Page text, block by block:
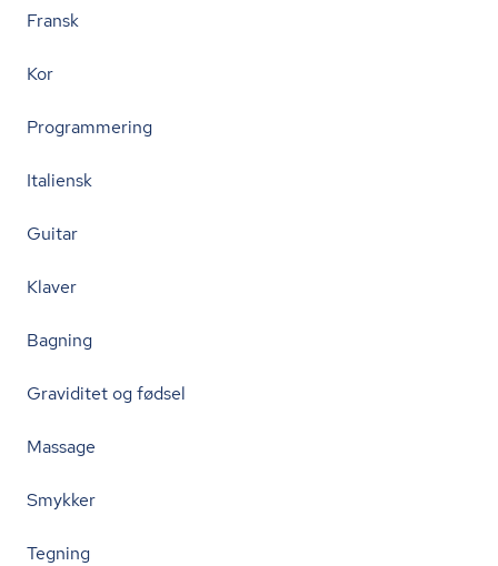
Fransk
Kor
Programmering
Italiensk
Guitar
Klaver
Bagning
Graviditet og fødsel
Massage
Smykker
Tegning